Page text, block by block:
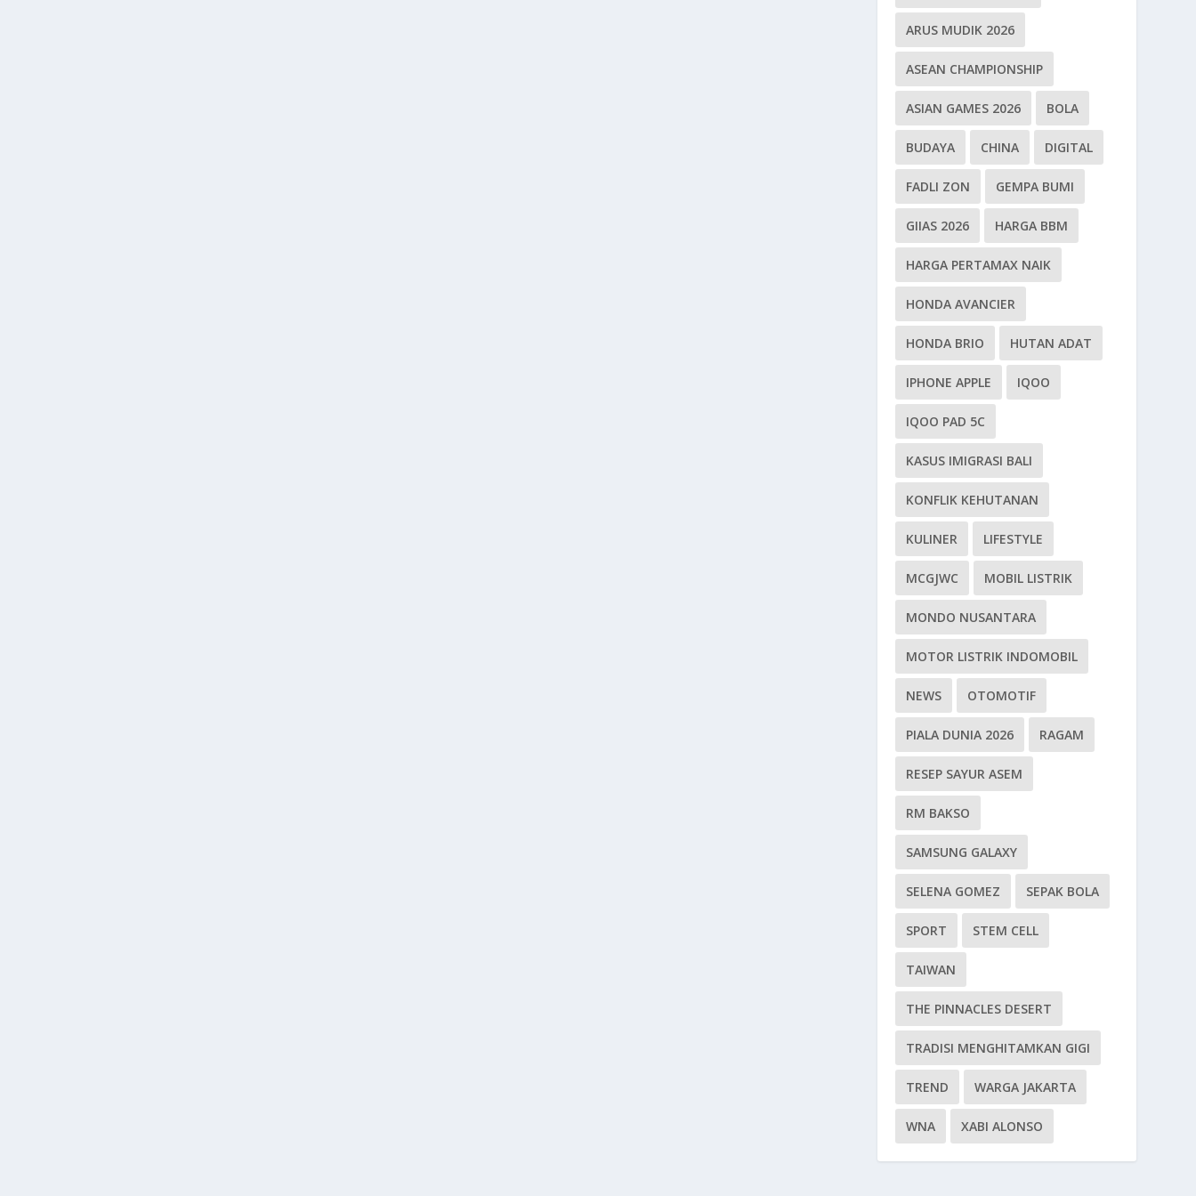
ARUS MUDIK 2026
ASEAN CHAMPIONSHIP
ASIAN GAMES 2026 BOLA
BUDAYA CHINA DIGITAL
FADLI ZON GEMPA BUMI
GIIAS 2026 HARGA BBM
HARGA PERTAMAX NAIK
HONDA AVANCIER
HONDA BRIO HUTAN ADAT
IPHONE APPLE IQOO
IQOO PAD 5C
KASUS IMIGRASI BALI
KONFLIK KEHUTANAN
KULINER LIFESTYLE
MCGJWC MOBIL LISTRIK
MONDO NUSANTARA
MOTOR LISTRIK INDOMOBIL
NEWS OTOMOTIF
PIALA DUNIA 2026 RAGAM
RESEP SAYUR ASEM
RM BAKSO
SAMSUNG GALAXY
SELENA GOMEZ SEPAK BOLA
SPORT STEM CELL
TAIWAN
THE PINNACLES DESERT
TRADISI MENGHITAMKAN GIGI
TREND WARGA JAKARTA
WNA XABI ALONSO